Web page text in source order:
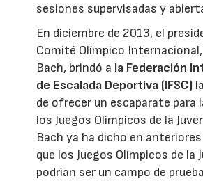
sesiones supervisadas y
En diciembre de 2013, el
Comité Olímpico
Bach, brindó a la Federación
de Escalada Deportiva (IFSC)
de ofrecer un escaparate para
los Juegos Olímpicos de la
Bach ya ha dicho en
que los Juegos Olímpicos de la
podrían ser un campo de